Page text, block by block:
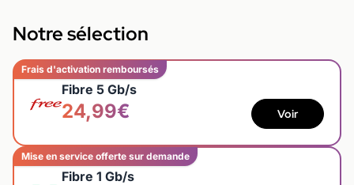
Notre sélection
Frais d'activation remboursés
Fibre 5 Gb/s
24,99€ Voir
Mise en service offerte sur demande
Fibre 1 Gb/s